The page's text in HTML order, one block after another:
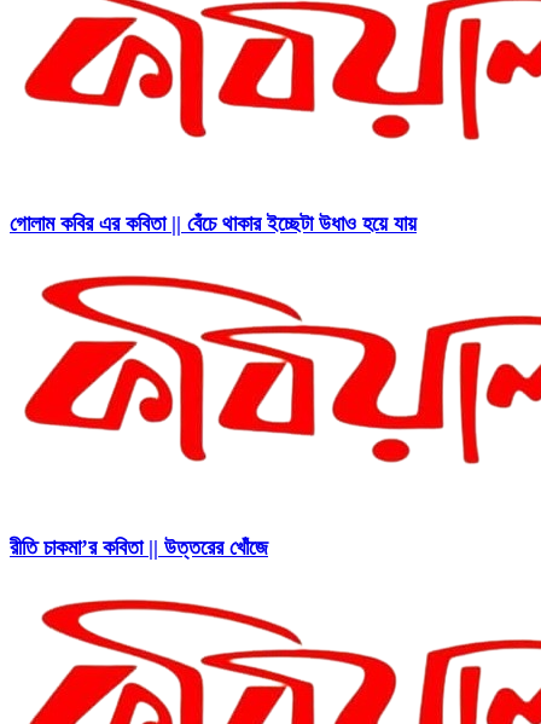
গোলাম কবির এর কবিতা || বেঁচে থাকার ইচ্ছেটা উধাও হয়ে যায়
রীতি চাকমা’র কবিতা || উত্তরের খোঁজে